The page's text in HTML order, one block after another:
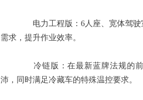
电力工程版：6人座、宽体驾驶
需求，提升作业效率。
冷链版：在最新蓝牌法规的前
沛，同时满足冷藏车的特殊温控要求。